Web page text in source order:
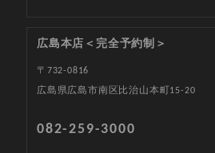
広島本店＜完全予約制＞
〒732-0816
広島県広島市南区比治山本町15-20
082-259-3000